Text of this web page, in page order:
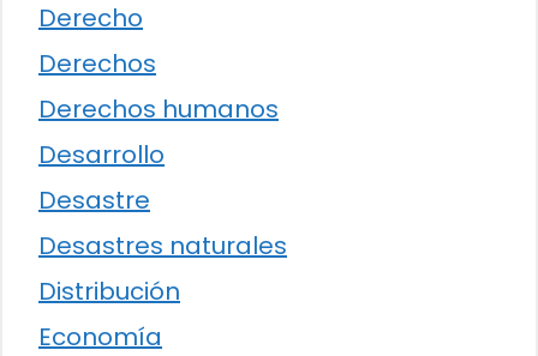
Derecho
Derechos
Derechos humanos
Desarrollo
Desastre
Desastres naturales
Distribución
Economía